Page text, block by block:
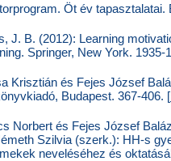
Öt év
J. B. (2012): Learning
Springer, New York. 1935-
Krisztián és Fejes József
Budapest. 367-406. [
Norbert és Fejes József
Szilvia (szerk.): HH-s
neveléséhez és